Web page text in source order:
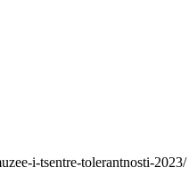
i-tsentre-tolerantnosti-2023/